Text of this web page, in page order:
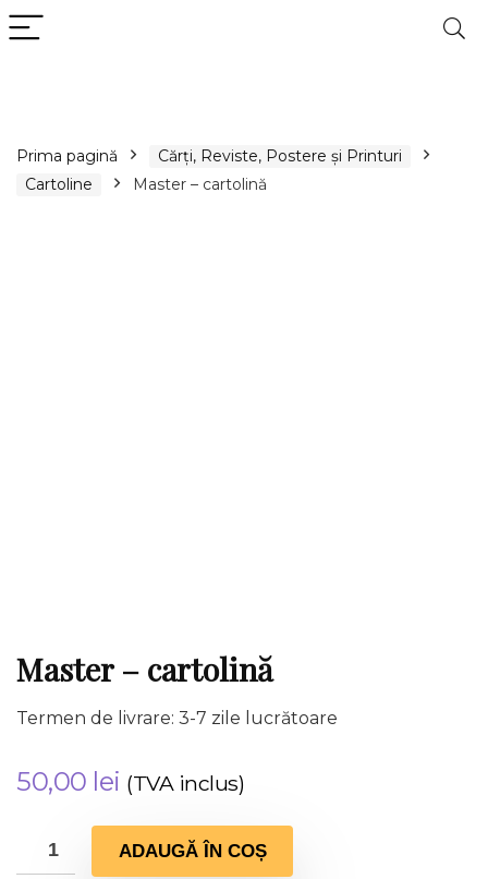
Prima pagină
Cărți, Reviste, Postere și Printuri
Cartoline
Master – cartolină
Master – cartolină
Termen de livrare: 3-7 zile lucrătoare
50,00 lei (TVA inclus)
ADAUGĂ ÎN COȘ